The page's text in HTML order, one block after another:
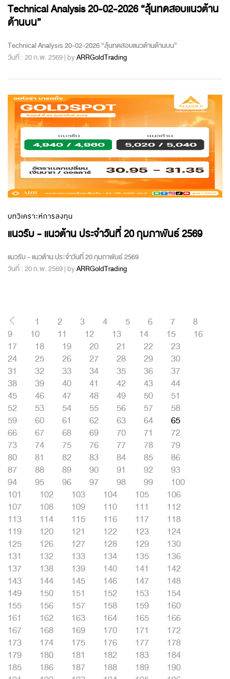
Technical Analysis 20-02-2026 “ลุ้นทดสอบแนวต้าน
ด้านบน”
Technical Analysis 20-02-2026 “ลุ้นทดสอบแนวต้านด้านบน”
วันที่ : 20 ก.พ. 2569 | byARRGoldTrading
บทวิเคราะห์การลงทุน
แนวรับ - แนวต้าน ประจำวันที่ 20 กุมภาพันธ์ 2569
แนวรับ - แนวต้าน ประจำวันที่ 20 กุมภาพันธ์ 2569
วันที่ : 20 ก.พ. 2569 | byARRGoldTrading
1 2 3 4 5 6 7
8
9
10 11 12 13 14 15
16
17
18 19 20 21 22
23
24
25 26 27 28 29
30
31
32 33 34 35 36
37
38
39 40 41 42 43
44
45
46 47 48 49 50
51
52
53 54 55 56 57
58
59
60 61 62 63 64
65
66
67 68 69 70 71
72
73
74 75 76 77 78
79
80
81 82 83 84 85
86
87
88 89 90 91 92
93
94
95 96 97 98 99
100
101
102 103 104 105
106
107
108 109 110 111
112
113
114 115 116 117
118
119
120 121 122 123
124
125
126 127 128 129
130
131
132 133 134 135
136
137
138 139 140 141
142
143
144 145 146 147
148
149
150 151 152 153
154
155
156 157 158 159
160
161
162 163 164 165
166
167
168 169 170 171
172
173
174 175 176 177
178
179
180 181 182 183
184
185
186 187 188 189
190